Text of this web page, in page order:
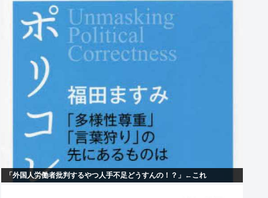
「外国人労働者批判するやつ人手不足どうすんの！？」←これ